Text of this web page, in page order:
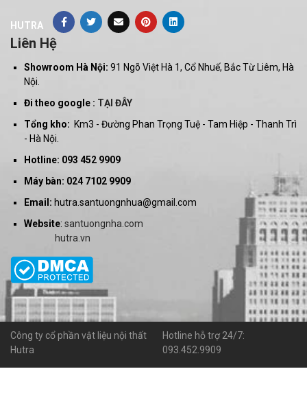
HUTRA
Liên Hệ
Showroom Hà Nội: 91 Ngõ Việt Hà 1, Cổ Nhuế, Bắc Từ Liêm, Hà
Nội.
Đi theo google : TẠI ĐÂY
Tổng kho: Km3 - Đường Phan Trọng Tuệ - Tam Hiệp - Thanh Trì
- Hà Nội.
Hotline: 093 452 9909
Máy bàn: 024 7102 9909
Email: hutra.santuongnhua@gmail.com
Website: santuongnha.com
hutra.vn
Công ty cổ phần vật liệu nội thất
Hutra
Hotline hỗ trợ 24/7:
093.452.9909